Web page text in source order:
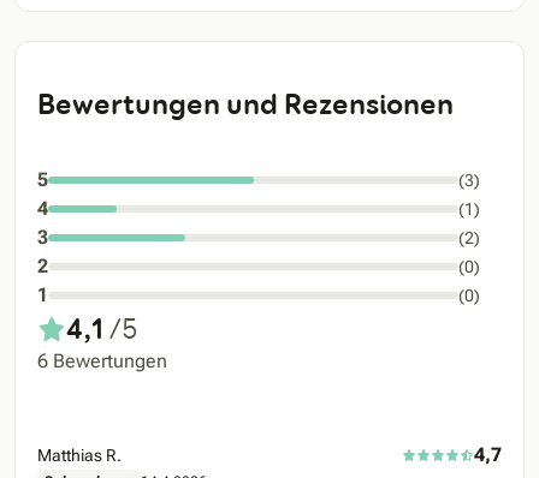
Bewertungen und Rezensionen
5 (3)
4 (1)
3 (2)
2 (0)
1 (0)
4,1 /5
6 Bewertungen
Matthias R. 4,7